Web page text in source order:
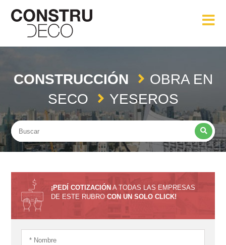
CONSTRUCCIÓN
OBRA EN
SECO
YESEROS
¡PEDÍ COTIZACIÓN A TODAS LAS EMPRESAS
DE ESTE RUBROCON UN SOLO CLICK!